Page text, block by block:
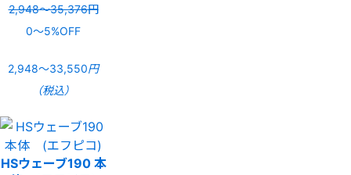
2,948〜35,376円
0〜5%OFF
2,948〜33,550円
（税込）
HSウェーブ190 本